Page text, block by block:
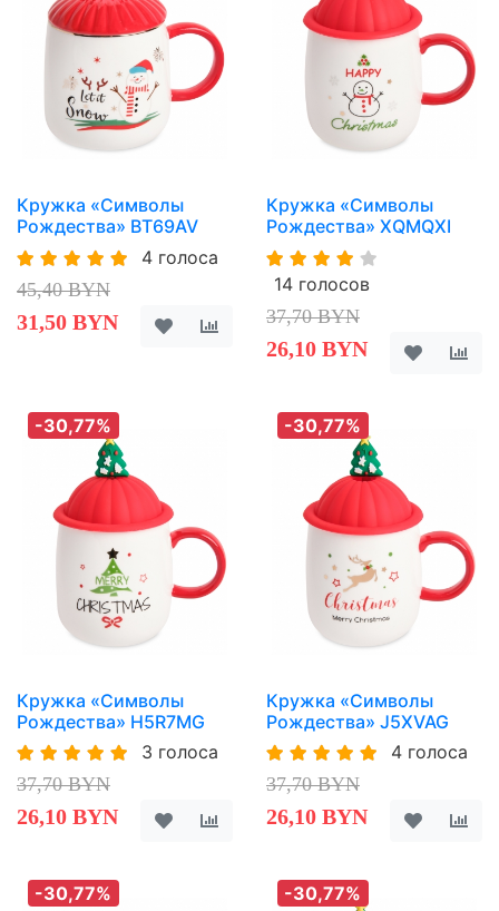
Кружка «Символы
Рождества» BT69AV
4 голоса
45,40 BYN
31,50 BYN
Кружка «Символы
Рождества» XQMQXI
14 голосов
37,70 BYN
26,10 BYN
-30,77%
Кружка «Символы
Рождества» H5R7MG
3 голоса
37,70 BYN
26,10 BYN
-30,77%
Кружка «Символы
Рождества» J5XVAG
4 голоса
37,70 BYN
26,10 BYN
-30,77%
-30,77%